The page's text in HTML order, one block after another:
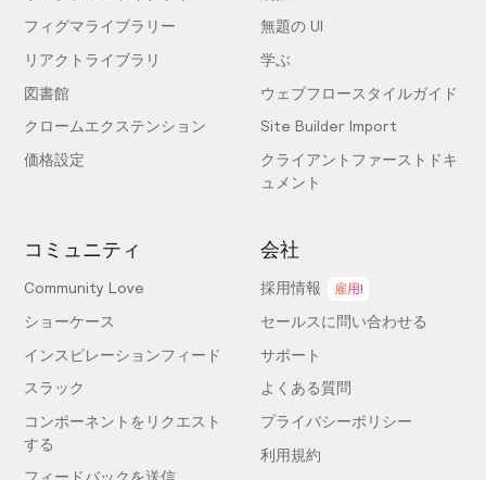
フィグマライブラリー
リアクトライブラリ
図書館
クロームエクステンション
価格設定
無題の UI
学ぶ
ウェブフロースタイルガイド
Site Builder Import
クライアントファーストドキ
ュメント
コミュニティ
Community Love
ショーケース
インスピレーションフィード
スラック
コンポーネントをリクエスト
する
会社
採用情報 雇用!
セールスに問い合わせる
サポート
よくある質問
プライバシーポリシー
利用規約